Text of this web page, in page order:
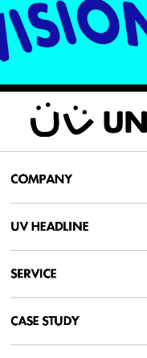
COMPANY
UV HEADLINE
SERVICE
CASE STUDY